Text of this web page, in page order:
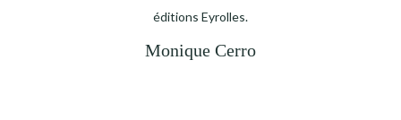
éditions Eyrolles.
Monique Cerro